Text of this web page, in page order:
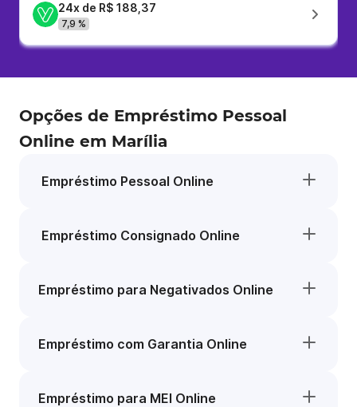
24x de R$ 188,37
7,9 %
Opções de Empréstimo Pessoal
Online em Marília
Empréstimo Pessoal Online
Empréstimo Consignado Online
Empréstimo para Negativados Online
Empréstimo com Garantia Online
Empréstimo para MEI Online